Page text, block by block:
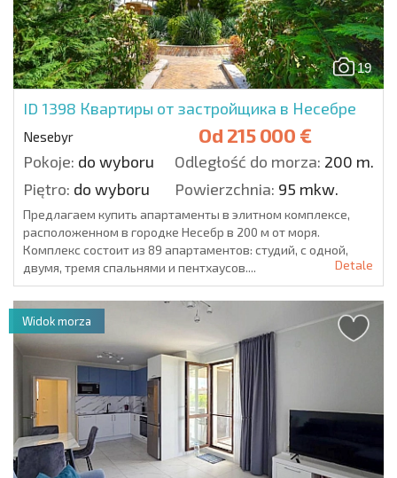
19
ID 1398 Квартиры от застройщика в Несебре
Nesebyr Od 215 000 €
Pokoje: do wyboru Odległość do morza: 200 m.
Piętro: do wyboru Powierzchnia: 95 mkw.
Предлагаем купить апартаменты в элитном комплексе,
расположенном в городке Несебр в 200 м от моря.
Комплекс состоит из 89 апартаментов: студий, с одной,
двумя, тремя спальнями и пентхаусов....
Detale
Widok morza